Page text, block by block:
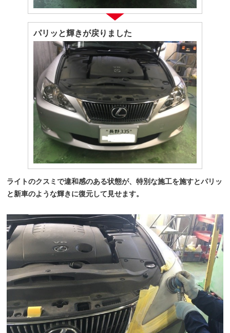
パリッと輝きが戻りました
ライトのクスミで違和感のある状態が、特別な施工を施すとパリッ
と新車のような輝きに復元して見せます。